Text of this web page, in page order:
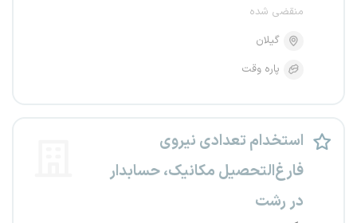
منقضی شده
گیلان
پاره وقت
استخدام تعدادی نیروی
فارغ‌التحصیل مکانیک، حسابدار
در رشت